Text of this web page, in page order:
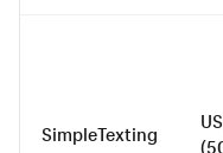
SimpleTexting